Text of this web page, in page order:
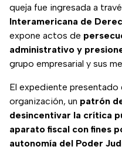
queja fue ingresada a
Interamericana de
expone actos de
administrativo y
grupo empresarial y sus
El expediente presentado
organización, un patrón
desincentivar la crítica
aparato fiscal con fines
autonomía del Poder